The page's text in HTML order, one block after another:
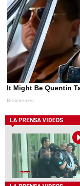
LA PRENSA VIDEOS